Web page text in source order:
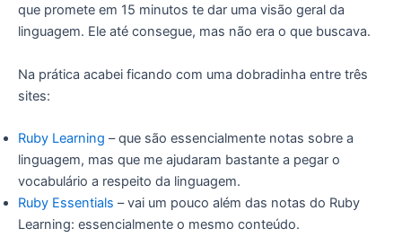
que promete em 15 minutos te dar uma visão geral da
linguagem. Ele até consegue, mas não era o que buscava.
Na prática acabei ficando com uma dobradinha entre três
sites:
Ruby Learning – que são essencialmente notas sobre a
linguagem, mas que me ajudaram bastante a pegar o
vocabulário a respeito da linguagem.
Ruby Essentials – vai um pouco além das notas do Ruby
Learning: essencialmente o mesmo conteúdo.